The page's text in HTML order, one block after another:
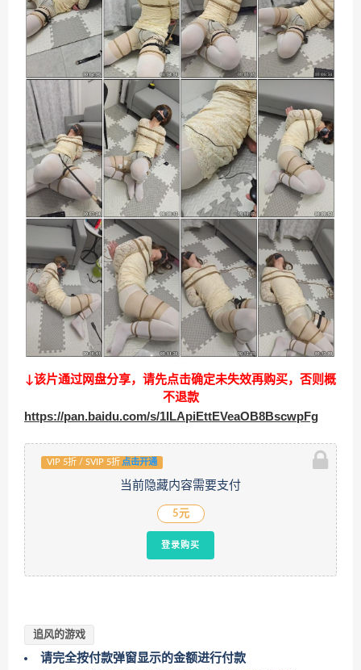
↓该片通过网盘分享，请先点击确定未失效再购买，否则概
不退款
https://pan.baidu.com/s/1lLApiEttEVeaOB8BscwpFg
VIP 5折 / SVIP 5折 点击开通
当前隐藏内容需要支付
5元
登录购买
追风的游戏
请完全按付款弹窗显示的金额进行付款